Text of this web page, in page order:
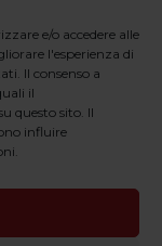
e/o accedere alle
l'esperienza di
Il consenso a
il
questo sito. Il
influire